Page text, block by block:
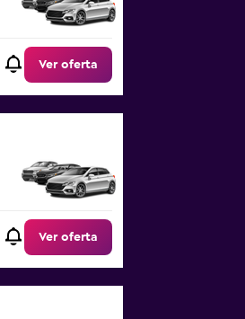
Ver oferta
Ver oferta